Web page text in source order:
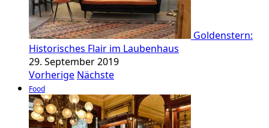
Goldenstern:
Historisches Flair im Laubenhaus
29. September 2019
Vorherige Nächste
Food